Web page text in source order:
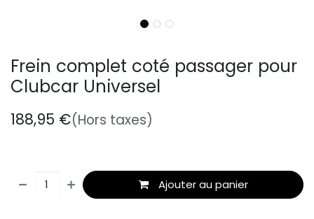
Frein complet coté passager pour
Clubcar Universel
188,95 €(Hors taxes)
Ajouter au panier